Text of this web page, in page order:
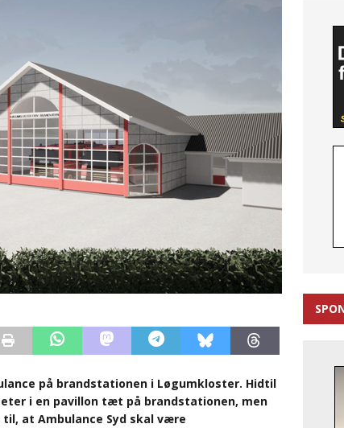
på brandstationen i Løgumkloster. Hidtil
i en pavillon tæt på brandstationen, men
at Ambulance Syd skal være